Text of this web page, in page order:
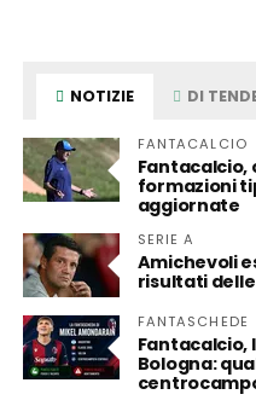
NOTIZIE DI
FANTACALCIO
Fantacalcio,
formazioni
aggiornate
SERIE A
Amichevoli
risultati delle
FANTASCHEDE
Fantacalcio,
Bologna: